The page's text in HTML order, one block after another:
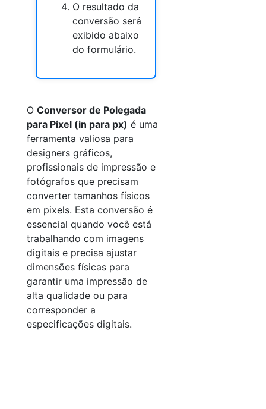
O resultado da
conversão será
exibido abaixo
do formulário.
O Conversor de Polegada
para Pixel (in para px) é uma
ferramenta valiosa para
designers gráficos,
profissionais de impressão e
fotógrafos que precisam
converter tamanhos físicos
em pixels. Esta conversão é
essencial quando você está
trabalhando com imagens
digitais e precisa ajustar
dimensões físicas para
garantir uma impressão de
alta qualidade ou para
corresponder a
especificações digitais.